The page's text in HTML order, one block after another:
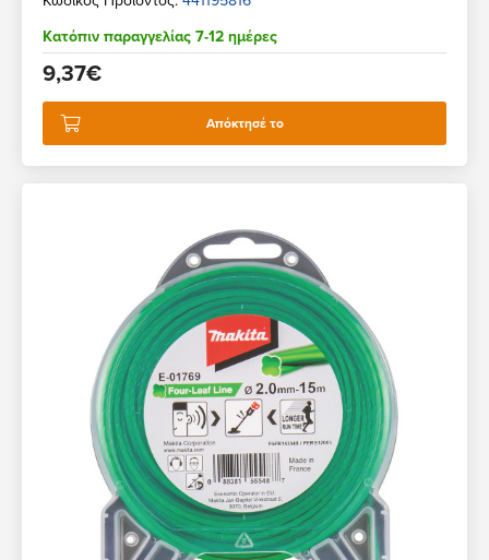
Κατόπιν παραγγελίας 7-12 ημέρες
9,37€
Απόκτησέ το